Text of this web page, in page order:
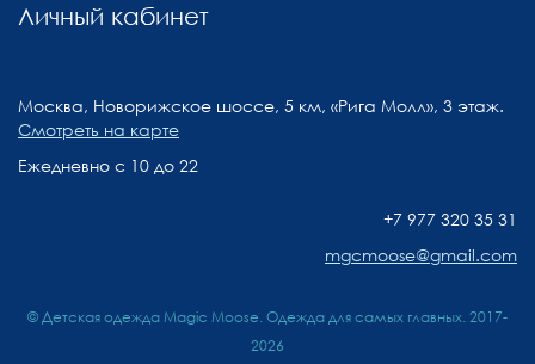
Личный кабинет
Москва, Новорижское шоссе, 5 км, «Рига Молл», 3 этаж.
Смотреть на карте
Ежедневно с 10 до 22
+7 977 320 35 31
mgcmoose@gmail.com
© Детская одежда Magic Moose. Одежда для самых главных. 2017-
2026